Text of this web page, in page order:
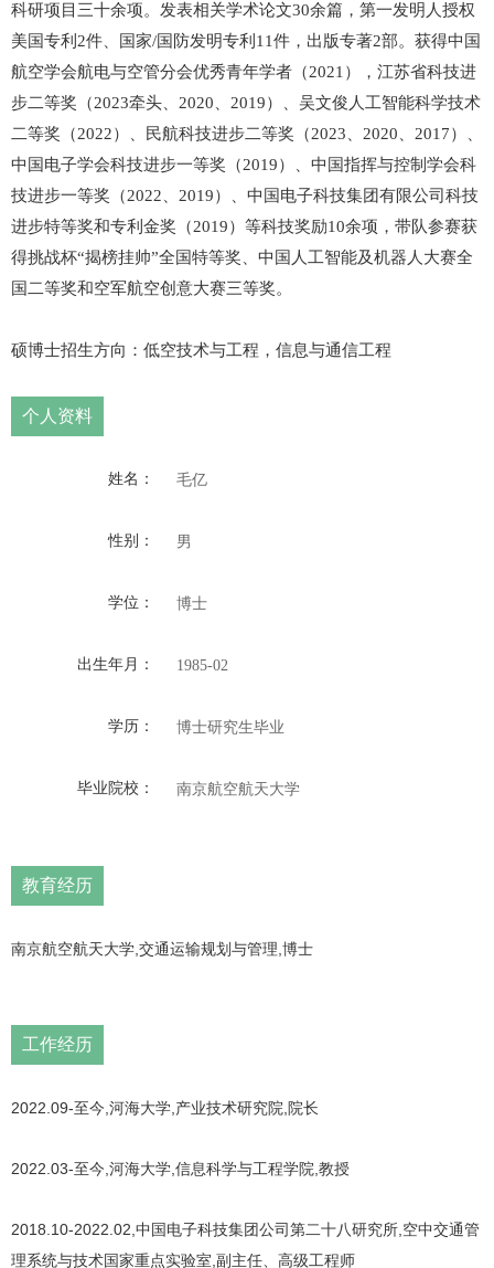
科研项目三十余项。发表相关学术论文30余篇 ，第一发明人授权
美国专利2件、国家/国防发明专利11件 ，出版专著2部。获得中国
航空学会航电与空管分会优秀青年学者（2021）， 江苏省科技进
步二等奖（2023牵头、2020、2019）、吴文俊人工智能科学技术
二等奖（2022）、
民航科技进步二等奖（2023、2020、2017）、
中国电子学会科技进步一等奖（2019）、中国指挥与控制学会科
技进步一等奖（2022、2019）、中国电子科技集团有限公司科技
进步特等奖和专利金奖（2019）等科技奖励10余项 ，带队参赛获
得挑战杯“揭榜挂帅”全国特等奖、中国人工智能及机器人大赛全
国二等奖和空军航空创意大赛三等奖。
硕博士招生方向：低空技术与工程，信息与通信工程
个人资料
姓名： 毛亿
性别： 男
学位： 博士
出生年月： 1985-02
学历： 博士研究生毕业
毕业院校： 南京航空航天大学
教育经历
南京航空航天大学,交通运输规划与管理,博士
工作经历
2022.09-至今,河海大学,产业技术研究院,院长
2022.03-至今,河海大学,信息科学与工程学院,教授
2018.10-2022.02,中国电子科技集团公司第二十八研究所,空中交通管
理系统与技术国家重点实验室,副主任、高级工程师